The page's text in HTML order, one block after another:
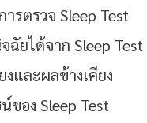
รตรวจ Sleep Test
ฉัยได้จาก Sleep Test
งและผลข้างเคียง
ของ Sleep Test